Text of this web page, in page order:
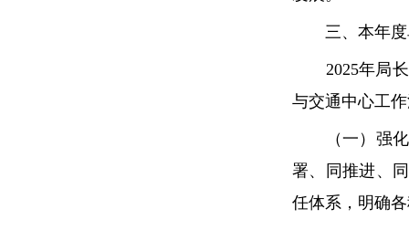
三、本年度单
2025年局长
与交通中心工
（一）强化
署、同推进、
任体系，明确